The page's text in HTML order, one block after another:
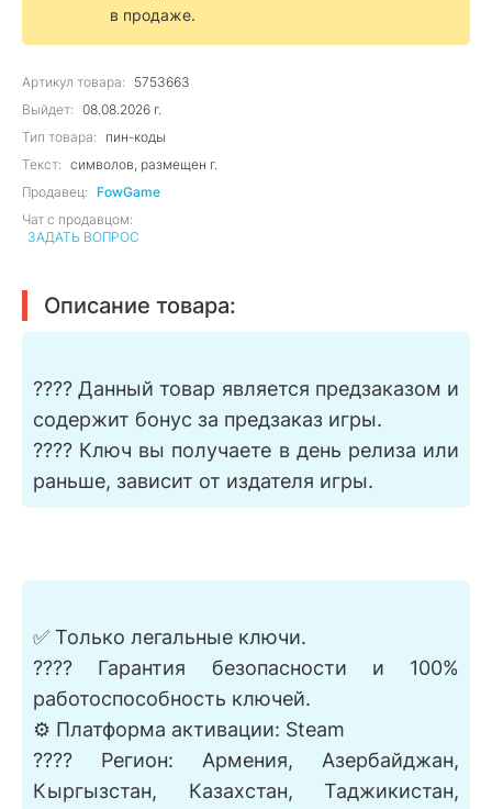
в продаже.
Артикул товара:
5753663
Выйдет: 08.08.2026 г.
Тип товара:
пин-коды
Текст: символов, размещен г.
Продавец:
FowGame
Чат с продавцом:
ЗАДАТЬ ВОПРОС
Описание товара:
???? Данный товар является предзаказом и
содержит бонус за предзаказ игры.
???? Ключ вы получаете в день релиза или
раньше, зависит от издателя игры.
✅ Только легальные ключи.
???? Гарантия безопасности и 100%
работоспособность ключей.
⚙️ Платформа активации: Steam
???? Регион: Армения, Азербайджан,
Кыргызстан, Казахстан, Таджикистан,